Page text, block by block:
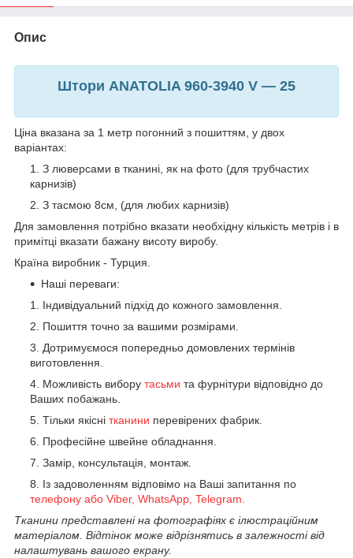
Опис
Штори ANATOLIA 960-3940 V — 25
Ціна вказана за 1 метр погонний з пошиттям, у двох
варіантах:
З люверсами в тканині, як на фото (для трубчастих
карнизів)
З тасмою 8см, (для любих карнизів)
Для замовлення потрібно вказати необхідну кількість метрів і в
примітці вказати бажану висоту виробу.
Країна виробник - Турция.
Наші переваги:
Індивідуальний підхід до кожного замовлення.
Пошиття точно за вашими розмірами.
Дотримуємося попередньо домовлених термінів
виготовлення.
Можливість вибору тасьми та фурнітури відповідно до
Ваших побажань.
Тільки якісні тканини перевірених фабрик.
Професійне швейне обладнання.
Замір, консультація, монтаж.
Із задоволенням відповімо на Ваші запитання по
телефону або Viber, WhatsApp, Telegram.
Тканини представлені на фотографіях є ілюстраційним
матеріалом. Відтінок може відрізнятись в залежності від
налаштувань вашого екрану.